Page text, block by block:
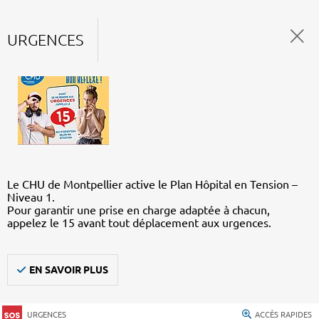
URGENCES
Le CHU de Montpellier active le Plan Hôpital en Tension –
Niveau 1.
Pour garantir une prise en charge adaptée à chacun,
appelez le 15 avant tout déplacement aux urgences.
EN SAVOIR PLUS
URGENCES ACCÈS RAPIDES